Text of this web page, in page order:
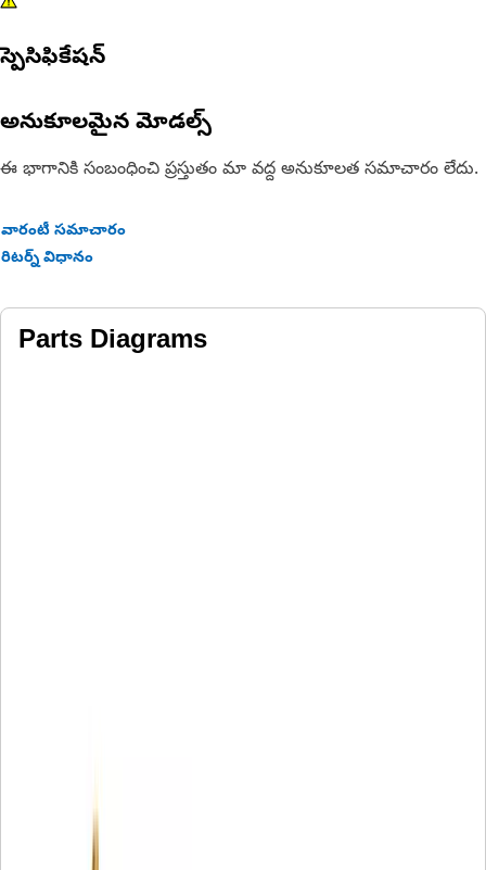
స్పెసిఫికేషన్
అనుకూలమైన మోడల్స్
ఈ భాగానికి సంబంధించి ప్రస్తుతం మా వద్ద అనుకూలత సమాచారం లేదు.
వారంటీ సమాచారం
రిటర్న్ విధానం
Parts Diagrams